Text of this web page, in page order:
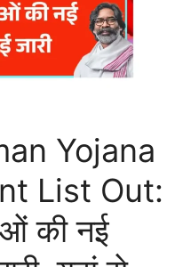
Yojana
List Out:
की नई